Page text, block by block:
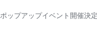
ップアップイベント開催決